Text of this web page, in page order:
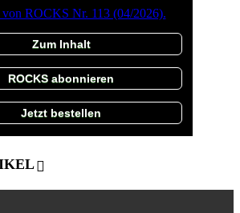
Zum Inhalt
ROCKS abonnieren
Jetzt bestellen